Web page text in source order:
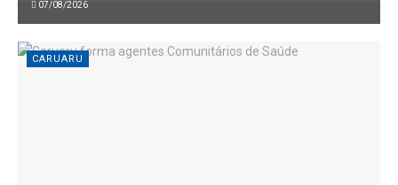
07/08/2026
CARUARU